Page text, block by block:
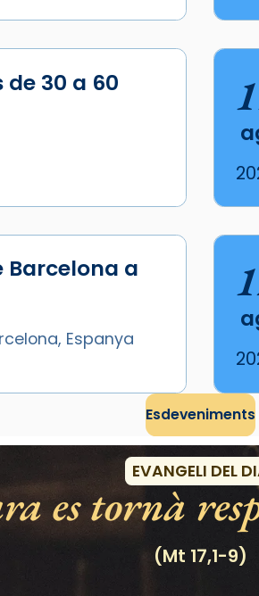
30 a 60
Barcelona a
Espanya
Esdeveniments
EVANGELI DEL
es tornà
(Mt 17,1-9)